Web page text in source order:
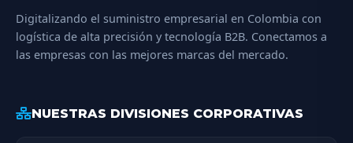
Digitalizando el suministro empresarial en Colombia con
logística de alta precisión y tecnología B2B. Conectamos a
las empresas con las mejores marcas del mercado.
NUESTRAS DIVISIONES CORPORATIVAS